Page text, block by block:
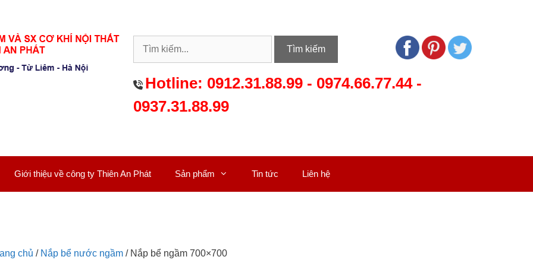
Tìm kiếm
Hotline: 0912.31.88.99 - 0974.66.77.44-
0937.31.88.99
Giới thiệu về công ty Thiên An Phát Sản phẩm Tin tức Liên hệ
chủ / Nắp bể nước ngầm / Nắp bể ngầm 700×700